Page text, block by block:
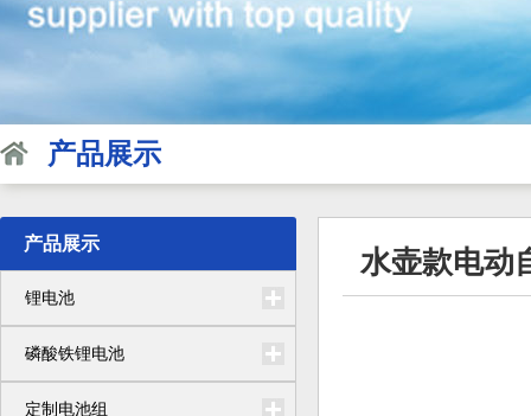
产品展示
产品展示
锂电池
磷酸铁锂电池
定制电池组
水壶款电动